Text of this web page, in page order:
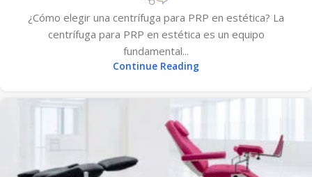
¿Cómo elegir una centrífuga para PRP en estética? La
centrífuga para PRP en estética es un equipo
fundamental...
Continue Reading